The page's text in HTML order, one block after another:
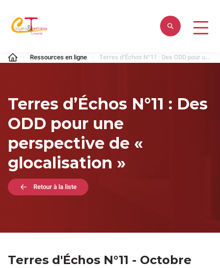
contenu
Citoyens
&
Ressources en ligne Terres d’Échos N°11 : Des ODD pour une perspective de « glocalisation »
Terres d’Échos N°11 : Des
ODD pour une
perspective de «
glocalisation »
Retour à la liste
Terres d'Échos N°11 - Octobre